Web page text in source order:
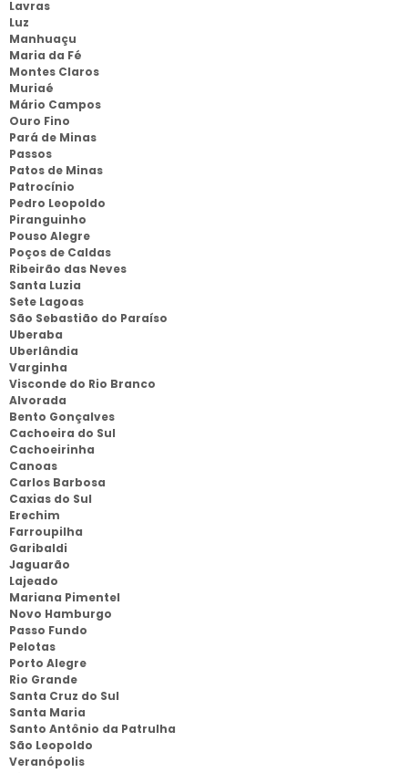
Lavras
Luz
Manhuaçu
Maria da Fé
Montes Claros
Muriaé
Mário Campos
Ouro Fino
Pará de Minas
Passos
Patos de Minas
Patrocínio
Pedro Leopoldo
Piranguinho
Pouso Alegre
Poços de Caldas
Ribeirão das Neves
Santa Luzia
Sete Lagoas
São Sebastião do Paraíso
Uberaba
Uberlândia
Varginha
Visconde do Rio Branco
Alvorada
Bento Gonçalves
Cachoeira do Sul
Cachoeirinha
Canoas
Carlos Barbosa
Caxias do Sul
Erechim
Farroupilha
Garibaldi
Jaguarão
Lajeado
Mariana Pimentel
Novo Hamburgo
Passo Fundo
Pelotas
Porto Alegre
Rio Grande
Santa Cruz do Sul
Santa Maria
Santo Antônio da Patrulha
São Leopoldo
Veranópolis